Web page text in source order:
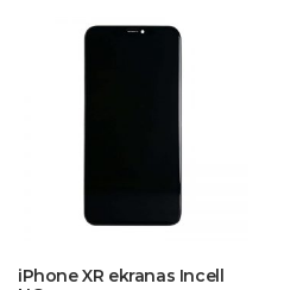
iPhone XR ekranas Incell